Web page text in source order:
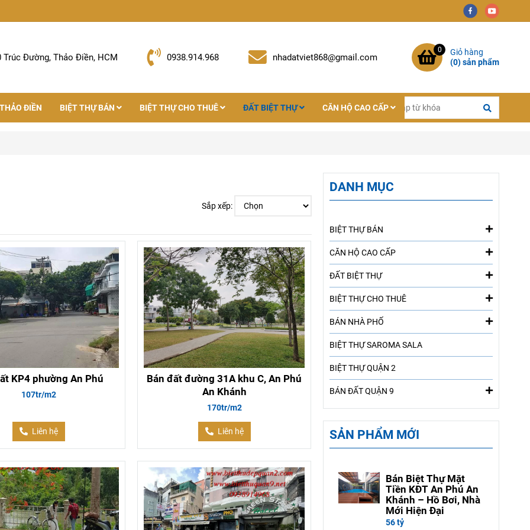
Trúc Đường, Thảo Điền, HCM 0938.914.968 nhadatviet868@gmail.com
0
Giỏ hàng
(0) sản phẩm
ĐIỀN BIỆT THỰ BÁN BIỆT THỰ CHO THUÊ ĐẤT BIỆT THỰ CĂN HỘ CAO CẤP
Sắp xếp:
KP4 phường An Phú
107tr/m2
Liên hệ
Bán đất đường 31A khu C, An Phú
An Khánh
170tr/m2
Liên hệ
DANH MỤC
BIỆT THỰ BÁN
CĂN HỘ CAO CẤP
ĐẤT BIỆT THỰ
BIỆT THỰ CHO THUÊ
BÁN NHÀ PHỐ
BIỆT THỰ SAROMA SALA
BIỆT THỰ QUẬN 2
BÁN ĐẤT QUẬN 9
SẢN PHẨM MỚI
Bán Biệt Thự Mặt
Tiền KĐT An Phú An
Khánh – Hồ Bơi, Nhà
Mới Hiện Đại
56 tỷ